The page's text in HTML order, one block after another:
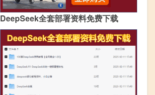
DeepSeek全套部署资料免费下载